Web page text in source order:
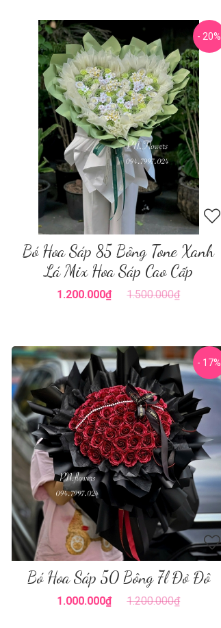
- 20%
Bó Hoa Sáp 85 Bông Tone Xanh
Lá Mix Hoa Sáp Cao Cấp
1.200.000₫ 1.500.000₫
- 17%
Bó Hoa Sáp 50 Bông 7l Đỏ Đô
1.000.000₫ 1.200.000₫